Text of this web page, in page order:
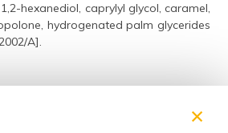
hexanediol, caprylyl glycol, caramel,
hydrogenated palm glycerides
A].
×